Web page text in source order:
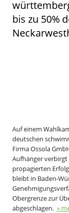
bis zu 50%
Auf einem
deutschen
Firma Ossola
Aufhänger verbirgt
propagierten
bleibt in
Obergrenze zur
abgeschlagen. »